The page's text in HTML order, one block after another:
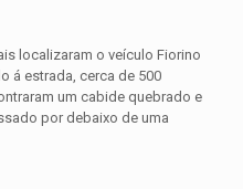
localizaram o veículo Fiorino
á estrada, cerca de 500
um cabide quebrado e
por debaixo de uma